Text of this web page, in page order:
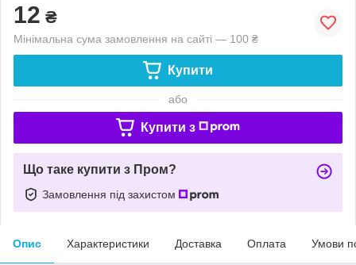
12 ₴
Мінімальна сума замовлення на сайті — 100 ₴
Купити
або
Купити з
Що таке купити з Пром?
Замовлення під захистом
Опис Характеристики Доставка Оплата Умови